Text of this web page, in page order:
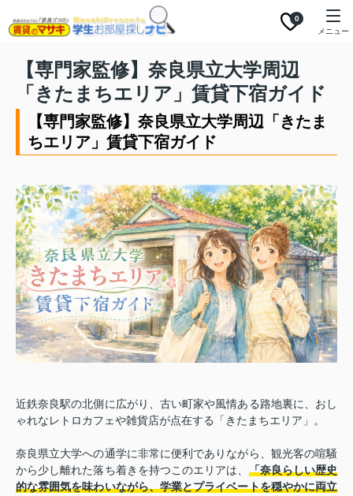
0
メニュー
【専門家監修】奈良県立大学周辺
「きたまちエリア」賃貸下宿ガイド
【専門家監修】奈良県立大学周辺「きたま
ちエリア」賃貸下宿ガイド
近鉄奈良駅の北側に広がり、古い町家や風情ある路地裏に、おし
ゃれなレトロカフェや雑貨店が点在する「きたまちエリア」。
奈良県立大学への通学に非常に便利でありながら、観光客の喧騒
から少し離れた落ち着きを持つこのエリアは、 「奈良らしい歴史
的な雰囲気を味わいながら、学業とプライベートを穏やかに両立